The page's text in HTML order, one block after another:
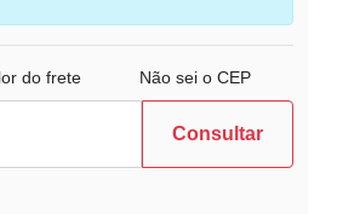
do frete Não sei o CEP
Consultar